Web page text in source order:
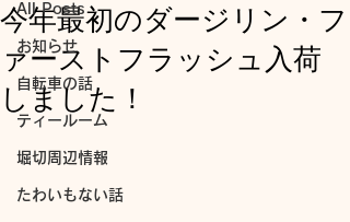
All Posts
お知らせ
自転車の話
ティールーム
堀切周辺情報
たわいもない話
今年最初のダージリン・フ
ァーストフラッシュ入荷
しました！